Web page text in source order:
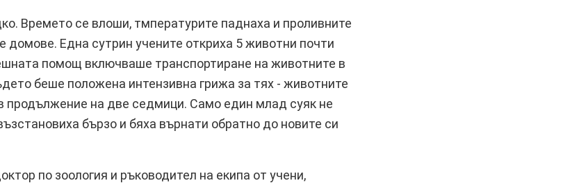
Времето се влоши, тмпературите паднаха и проливните
домове. Една сутрин учените откриха 5 животни почти
помощ включваше транспортиране на животните в
беше положена интензивна грижа за тях - животните
продължение на две седмици. Само един млад суяк не
бързо и бяха върнати обратно до новите си
по зоология и ръководител на екипа от учени,